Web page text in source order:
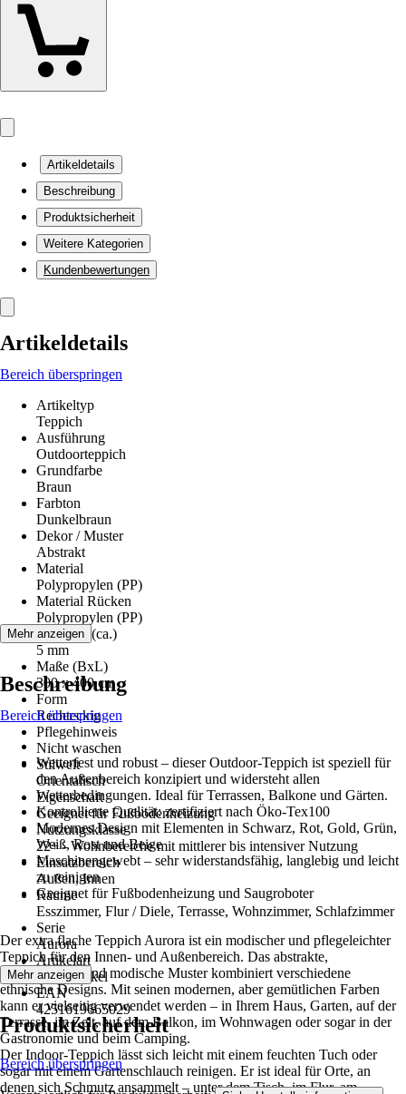
Artikeldetails
Beschreibung
Produktsicherheit
Weitere Kategorien
Kundenbewertungen
Artikeldetails
Bereich überspringen
Artikeltyp
Teppich
Ausführung
Outdoorteppich
Grundfarbe
Braun
Farbton
Dunkelbraun
Dekor / Muster
Abstrakt
Material
Polypropylen (PP)
Material Rücken
Polypropylen (PP)
Florhöhe (ca.)
5 mm
Maße (BxL)
300 x 400 cm
Form
Rechteckig
Pflegehinweis
Nicht waschen
Stilwelt
Orientalisch
Eigenschaft
Geeignet für Fußbodenheizung
Nutzungsklasse
22+ - Wohnbereiche mit mittlerer bis intensiver Nutzung
Einsatzbereich
Außen, Innen
Räume
Esszimmer, Flur / Diele, Terrasse, Wohnzimmer, Schlafzimmer
Serie
Aurora
Artikelart
Einzelartikel
EAN
4251619665029
Mehr anzeigen
Beschreibung
Bereich überspringen
Wetterfest und robust – dieser Outdoor-Teppich ist speziell für
den Außenbereich konzipiert und widersteht allen
Wetterbedingungen. Ideal für Terrassen, Balkone und Gärten.
Kontrollierte Qualität: zertifiziert nach Öko-Tex100
Modernes Design mit Elementen in Schwarz, Rot, Gold, Grün,
Weiß, Rost und Beige
Maschinengewebt – sehr widerstandsfähig, langlebig und leicht
zu reinigen
Geeignet für Fußbodenheizung und Saugroboter
Der extra flache Teppich Aurora ist ein modischer und pflegeleichter
Teppich für den Innen- und Außenbereich. Das abstrakte,
durchgehende und modische Muster kombiniert verschiedene
ethnische Designs. Mit seinen modernen, aber gemütlichen Farben
kann er vielseitig verwendet werden – in Ihrem Haus, Garten, auf der
Terrasse, im Zelt, auf dem Balkon, im Wohnwagen oder sogar in der
Gastronomie und beim Camping.
Der Indoor-Teppich lässt sich leicht mit einem feuchten Tuch oder
sogar mit einem Gartenschlauch reinigen. Er ist ideal für Orte, an
denen sich Schmutz ansammelt – unter dem Tisch, im Flur, am
Mehr anzeigen
Produktsicherheit
Bereich überspringen